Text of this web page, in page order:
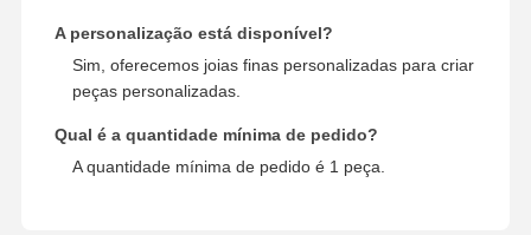
A personalização está disponível?
Sim, oferecemos joias finas personalizadas para criar
peças personalizadas.
Qual é a quantidade mínima de pedido?
A quantidade mínima de pedido é 1 peça.